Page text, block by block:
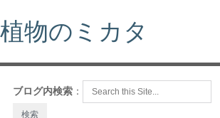
植物のミカタ
ブログ内検索 ：